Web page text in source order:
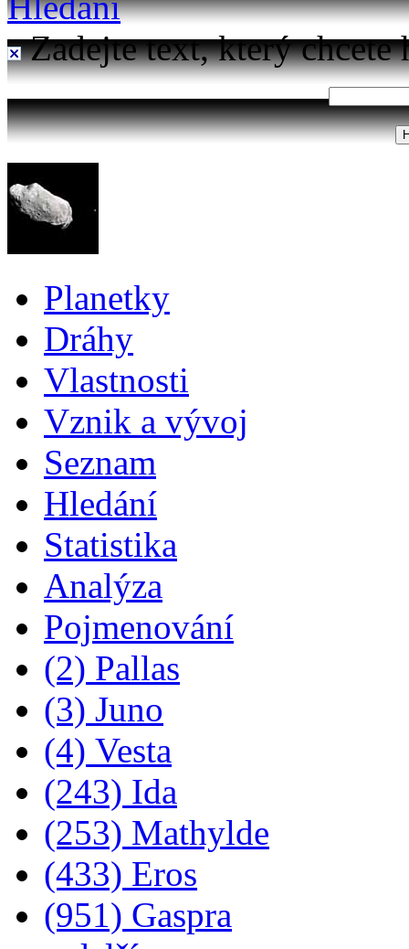
Zadejte text, který chcete
Planetky
Dráhy
Vlastnosti
Vznik a vývoj
Seznam
Hledání
Statistika
Analýza
Pojmenování
(2) Pallas
(3) Juno
(4) Vesta
(243) Ida
(253) Mathylde
(433) Eros
(951) Gaspra